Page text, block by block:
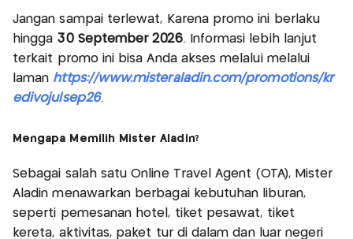
Jangan sampai terlewat, Karena promo ini berlaku
hingga 30 September 2026. Informasi lebih lanjut
terkait promo ini bisa Anda akses melalui melalui
laman https://www.misteraladin.com/promotions/kr
edivojulsep26.
Mengapa Memilih Mister Aladin?
Sebagai salah satu Online Travel Agent (OTA), Mister
Aladin menawarkan berbagai kebutuhan liburan,
seperti pemesanan hotel, tiket pesawat, tiket
kereta, aktivitas, paket tur di dalam dan luar negeri